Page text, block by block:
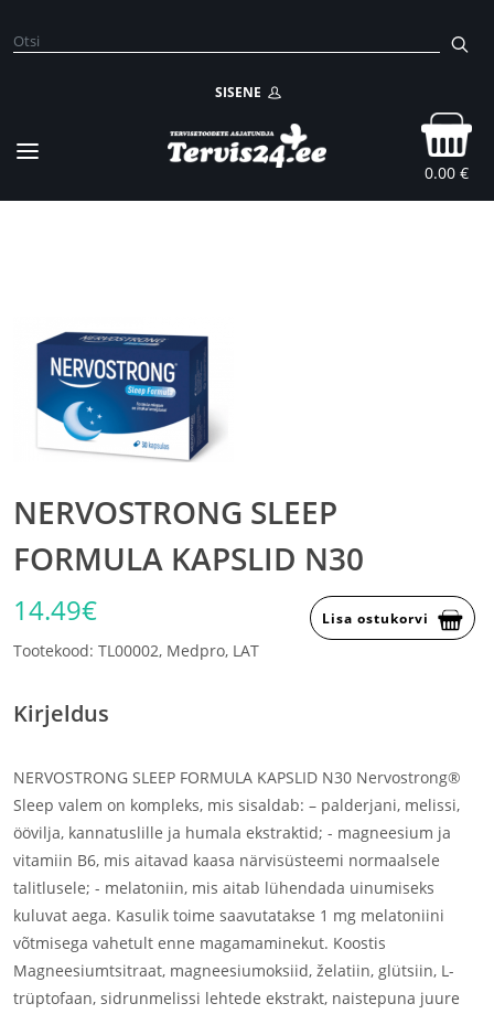
SISENE
0.00 €
NERVOSTRONG SLEEP
FORMULA KAPSLID N30
14.49€ Lisa ostukorvi
Tootekood: TL00002, Medpro, LAT
Kirjeldus
NERVOSTRONG SLEEP FORMULA KAPSLID N30 Nervostrong®
Sleep valem on kompleks, mis sisaldab: – palderjani, melissi,
öövilja, kannatuslille ja humala ekstraktid; - magneesium ja
vitamiin B6, mis aitavad kaasa närvisüsteemi normaalsele
talitlusele; - melatoniin, mis aitab lühendada uinumiseks
kuluvat aega. Kasulik toime saavutatakse 1 mg melatoniini
võtmisega vahetult enne magamaminekut. Koostis
Magneesiumtsitraat, magneesiumoksiid, želatiin, glütsiin, L-
trüptofaan, sidrunmelissi lehtede ekstrakt, naistepuna juure